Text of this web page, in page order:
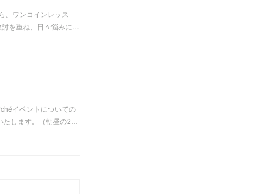
、ワンコインレッス
を重ね、日々悩みに…
イベントについての
します。（朝昼の2…